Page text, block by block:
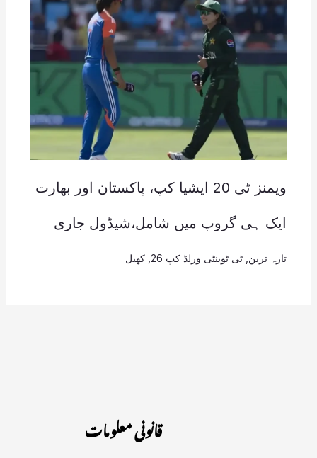
ویمنز ٹی 20 ایشیا کپ، پاکستان اور بھارت
ایک ہی گروپ میں شامل،شیڈول جاری
تازہ ترین ٹی ٹوینٹی ورلڈ کپ 26 , کھیل
قانونی معلومات